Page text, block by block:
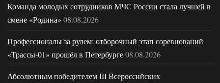
Команда молодых сотрудников МЧС России стала лучшей в
смене «Родина» 08.08.2026
Профессионалы за рулем: отборочный этап соревнований
«Трассы-01» прошёл в Петербурге08.08.2026
Абсолютным победителем III Всероссийских